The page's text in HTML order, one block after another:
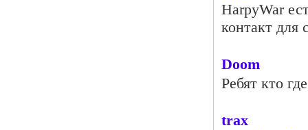
HarpyWar
контакт для
Doom
Ребят кто
trax